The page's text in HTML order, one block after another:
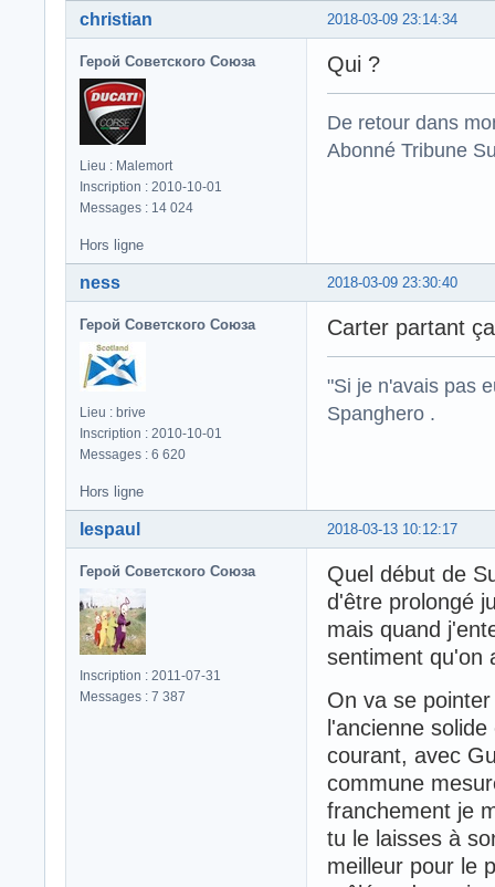
2018-03-09 23:14:34
christian
Герой Советского Союза
Lieu : Malemort
Inscription : 2010-10-01
Messages : 14 024
Qui ?
De retour dans
Abonné Tribune
Hors ligne
2018-03-09 23:30:40
ness
Герой Советского Союза
Lieu : brive
Inscription : 2010-10-01
Messages : 6 620
Carter partant
"Si je n'avais pas
Spanghero .
Hors ligne
2018-03-13 10:12:17
lespaul
Герой Советского Союза
Inscription : 2011-07-31
Messages : 7 387
Quel début de
d'être prolongé
mais quand
sentiment qu'on
On va se
l'ancienne
courant, avec
commune
franchement je
tu le laisses à
meilleur pour le